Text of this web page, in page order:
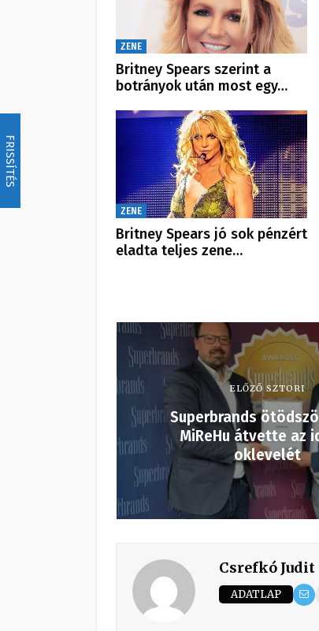
FRISSÍTÉS
ZENE
Britney Spears szerint a
botrányok után most egy…
ZENE
Britney Spears jó sok pénzért
eladta teljes zene…
ELŐZŐ SZTORI
Superbrands
MiReHu átvette az
oklevelét
Csrefkó Judit
ADATLAP